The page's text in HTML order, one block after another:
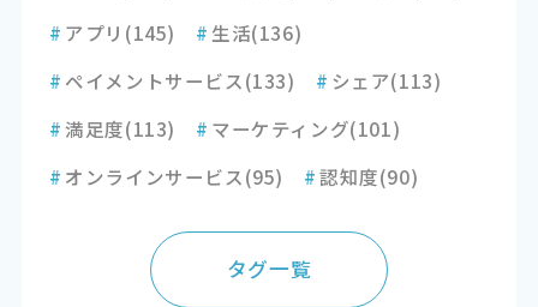
# アプリ (145) # 生活(136)
# ペイメントサービス(133) # シェア(113)
#満足度(113) # マーケティング(101)
# オンラインサービス(95) #認知度(90)
タグ一覧